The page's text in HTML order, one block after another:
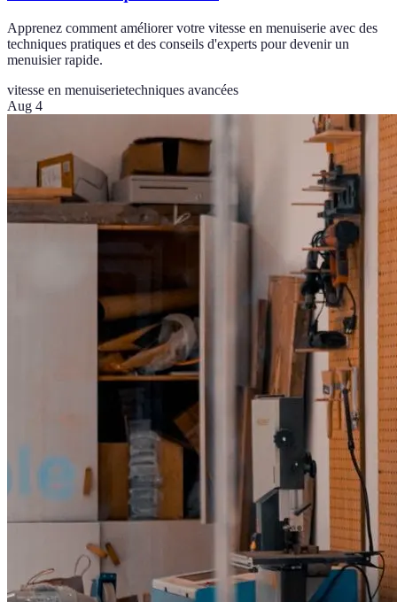
Apprenez comment améliorer votre vitesse en menuiserie avec des
techniques pratiques et des conseils d'experts pour devenir un
menuisier rapide.
vitesse en menuiserietechniques avancées
Aug 4